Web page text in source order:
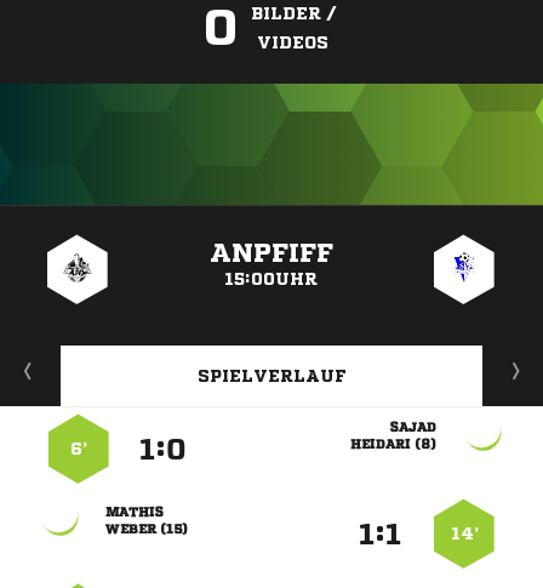
0
BILDER /
VIDEOS
ANPFIFF
15:00UHR
SPIELVERLAUF

 
:
6’
14’
:

 